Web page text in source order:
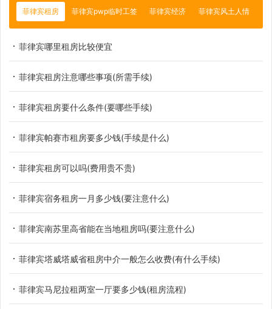
菲律宾租房 菲律宾pwp临时工签 菲律宾经济 菲律宾风土人情
菲律宾哪里租房比较便宜
菲律宾租房注意哪些事项(所需手续)
菲律宾租房要什么条件(要哪些手续)
菲律宾帕赛市租房要多少钱(手续是什么)
菲律宾租房可以吗(费用贵不贵)
菲律宾宿务租房一月多少钱(要注意什么)
菲律宾南苏里高省能在当地租房吗(要注意什么)
菲律宾塔威塔威省租房中介一般怎么收费(有什么手续)
菲律宾马尼拉租两室一厅要多少钱(租房流程)